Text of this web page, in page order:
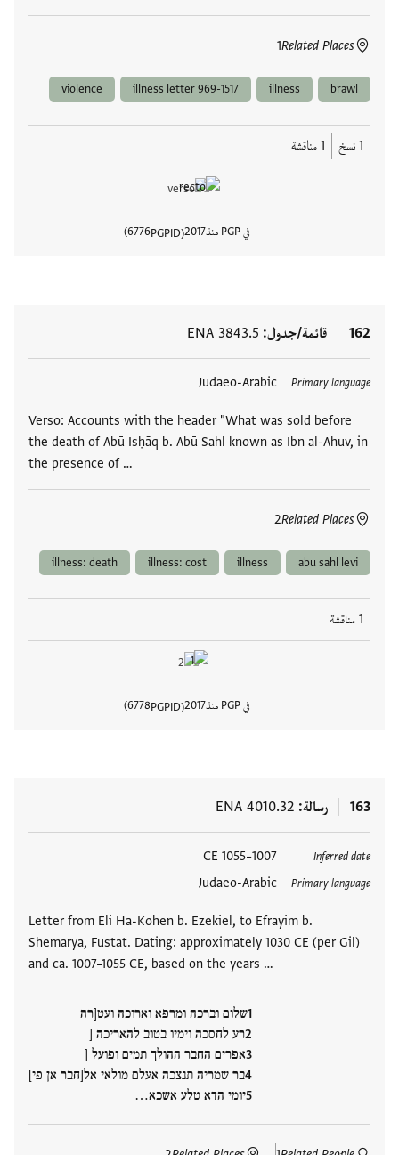
Related Places
1
brawl
illness
illness letter 969-1517
violence
1 نسخ 1 مناقشة
في PGP منذ 2017
PGPID
6776
162 قائمة/جدول ENA 3843.5
Primary language
Judaeo-Arabic
Verso: Accounts with the header "What was sold before
the death of Abū Isḥāq b. Abū Sahl known as Ibn al-Ahuv, in
the presence of …
Related Places
2
العلامات
abu sahl levi
illness
illness: cost
illness: death
1 مناقشة
في PGP منذ 2017
PGPID
6778
163 رسالة ENA 4010.32
Inferred date
1007–1055 CE
Primary language
Judaeo-Arabic
Letter from Eli Ha-Kohen b. Ezekiel, to Efrayim b.
Shemarya, Fustat. Dating: approximately 1030 CE (per Gil)
and ca. 1007–1055 CE, based on the years …
שלום וברכה ומרפא וארוכה ועט[רה
רע לחסכה וימיו בטוב להאריכה [
אפרים החבר ההולך תמים ופועל [
בר שמריה תנצכה אעלם מולאי אל[חבר אן פי]
יומי הדא טלע אשכא…
العلامات